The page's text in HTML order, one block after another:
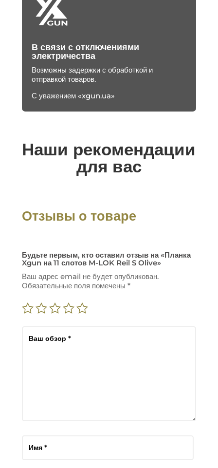
В связи с отключениями
электричества
Возможны задержки с обработкой и
отправкой товаров.
С уважением «xgun.ua»
Наши рекомендации
для вас
Отзывы о товаре
Будьте первым, кто оставил отзыв на «Планка
Xgun на 11 слотов M-LOK Reil S Olive»
Ваш адрес email не будет опубликован.
Обязательные поля помечены *